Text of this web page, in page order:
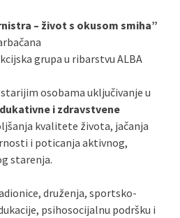
– život s okusom smiha”
grupa u ribarstvu ALBA
osobama uključivanje u
i zdravstvene
kvalitete života, jačanja
i poticanja aktivnog,
starenja.
druženja, sportsko-
psihosocijalnu podršku i